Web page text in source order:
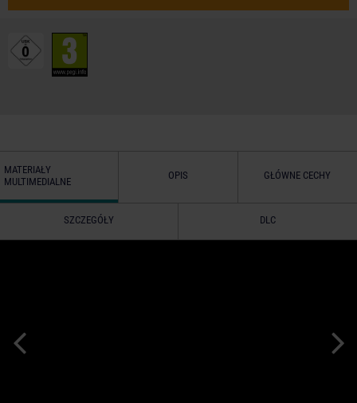
MATERIAŁY
MULTIMEDIALNE
OPIS GŁÓWNE CECHY
SZCZEGÓŁY DLC